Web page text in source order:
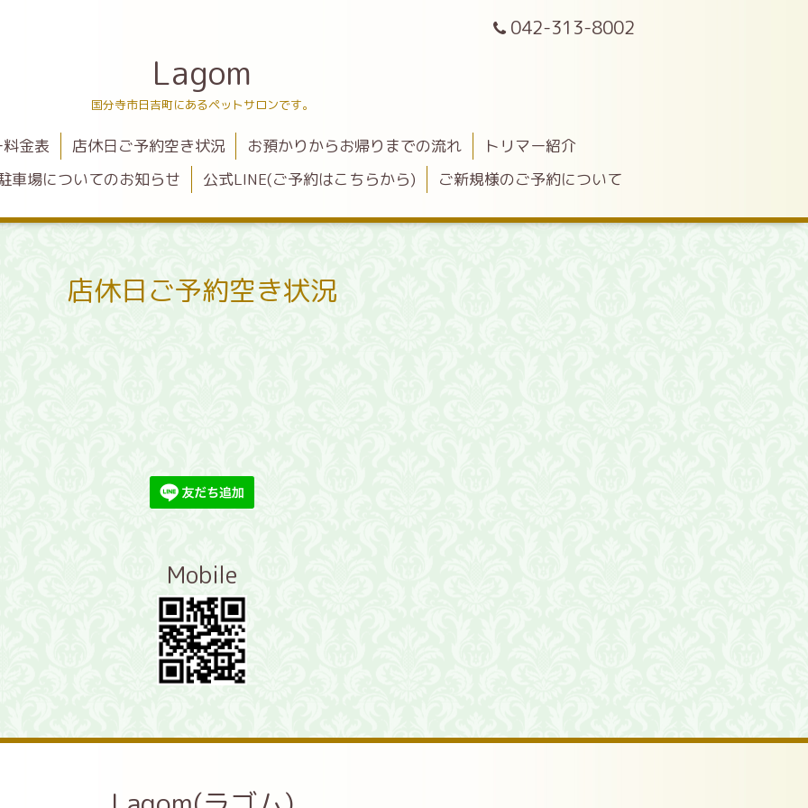
042-313-8002
Lagom
国分寺市日吉町にあるペットサロンです。
金表 店休日ご予約空き状況 お預かりからお帰りまでの流れ
トリマー紹介
車場についてのお知らせ
公式LINE(ご予約はこちらから) ご新規様のご予約について
店休日ご予約空き状況
Mobile